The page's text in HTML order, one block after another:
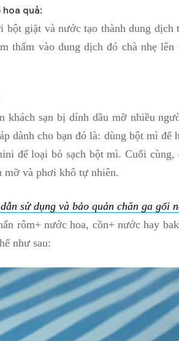
quả:
bột giặt và nước tạo thành dung dịch
thấm vào dung dịch đó chà nhẹ
khách sạn bị dính dầu mỡ nhiều
dành cho bạn đó là: dùng bột mì để
để loại bỏ sạch bột mì. Cuối
mỡ và phơi khô tự nhiên.
sử dụng và bảo quản chăn ga gối
rôm+ nước hoa, cồn+ nước hay
như sau: